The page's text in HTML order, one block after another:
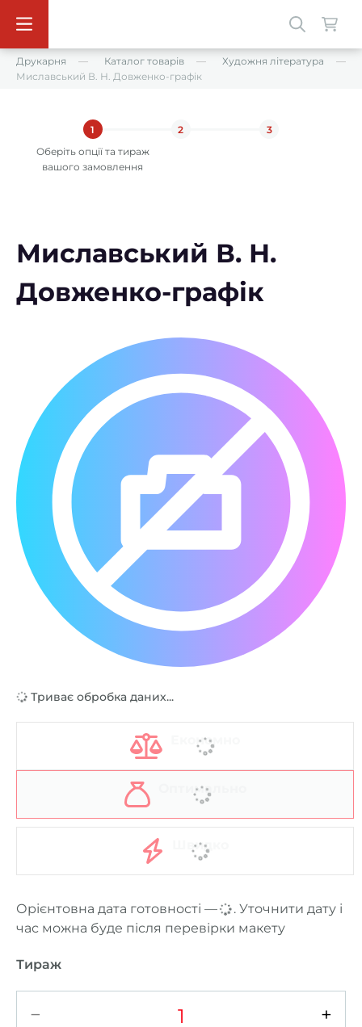
Друкарня Каталог товарів
Художня література
Миславський В. Н. Довженко-графік
1
Оберіть опції та тираж
вашого замовлення
2 3
Миславський В. Н.
Довженко-графік
Триває обробка даних...
Економно
Оптимально
Швидко
Орієнтовна дата готовності —.... Уточнити дату і
час можна буде після перевірки макету
Тираж
− +